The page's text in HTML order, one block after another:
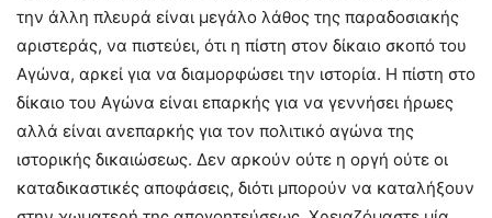
την άλλη πλευρά είναι μεγάλο λάθος της παραδοσιακής
αριστεράς, να πιστεύει, ότι η πίστη στον δίκαιο σκοπό του
Αγώνα, αρκεί για να διαμορφώσει την ιστορία. Η πίστη στο
δίκαιο του Αγώνα είναι επαρκής για να γεννήσει ήρωες
αλλά είναι ανεπαρκής για τον πολιτικό αγώνα της
ιστορικής δικαιώσεως. Δεν αρκούν ούτε η οργή ούτε οι
καταδικαστικές αποφάσεις, διότι μπορούν να καταλήξουν